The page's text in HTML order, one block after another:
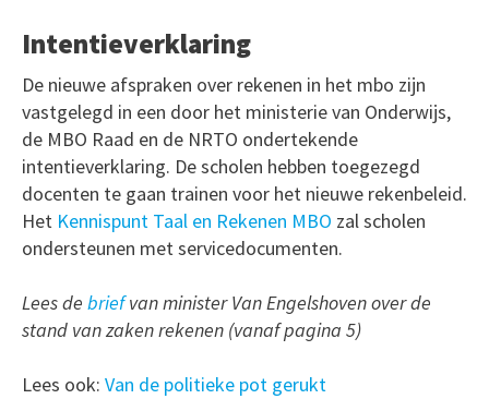
Intentieverklaring
De nieuwe afspraken over rekenen in het mbo zijn
vastgelegd in een door het ministerie van Onderwijs,
de MBO Raad en de NRTO ondertekende
intentieverklaring. De scholen hebben toegezegd
docenten te gaan trainen voor het nieuwe rekenbeleid.
Het Kennispunt Taal en Rekenen MBO zal scholen
ondersteunen met servicedocumenten.
Lees de briefvan minister Van Engelshoven over de
stand van zaken rekenen (vanaf pagina 5)
Lees ook: Van de politieke pot gerukt